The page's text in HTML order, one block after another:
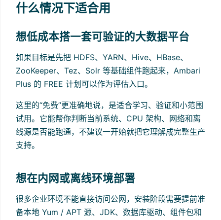
什么情况下适合用
想低成本搭一套可验证的大数据平台
如果目标是先把 HDFS、YARN、Hive、HBase、
ZooKeeper、Tez、Solr 等基础组件跑起来，Ambari
Plus 的 FREE 计划可以作为评估入口。
这里的“免费”更准确地说，是适合学习、验证和小范围
试用。它能帮你判断当前系统、CPU 架构、网络和离
线源是否能跑通，不建议一开始就把它理解成完整生产
支持。
想在内网或离线环境部署
很多企业环境不能直接访问公网，安装阶段需要提前准
备本地 Yum / APT 源、JDK、数据库驱动、组件包和